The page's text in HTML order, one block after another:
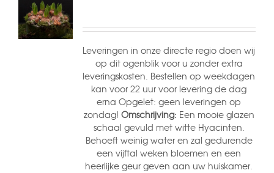
Leveringen in onze directe regio doen wij
op dit ogenblik voor u zonder extra
leveringskosten. Bestellen op weekdagen
kan voor 22 uur voor levering de dag
erna Opgelet: geen leveringen op
zondag! Omschrijving: Een mooie glazen
schaal gevuld met witte Hyacinten.
Behoeft weinig water en zal gedurende
een vijftal weken bloemen en een
heerlijke geur geven aan uw huiskamer.